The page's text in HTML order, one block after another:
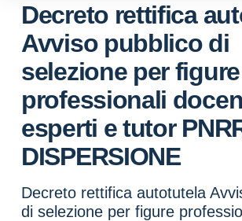
Decreto rettifica
Avviso pubblico di
selezione per figure
professionali
esperti e tutor
DISPERSIONE
Decreto rettifica autotutela
di selezione per figure